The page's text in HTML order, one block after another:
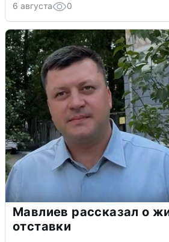
6 августа 0
Мавлиев рассказал о
отставки